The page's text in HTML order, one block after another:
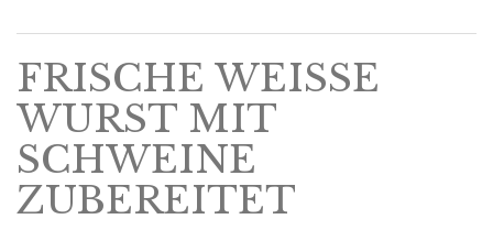
FRISCHE WEISSE
WURST MIT
SCHWEINE
ZUBEREITET